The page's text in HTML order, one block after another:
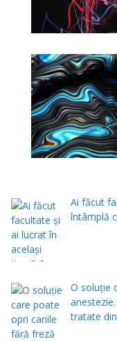
Ai făcut
întâmplă
O soluție
tratate